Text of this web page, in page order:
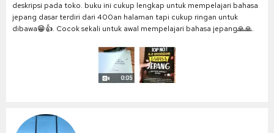
deskripsi pada toko. buku ini cukup lengkap untuk mempelajari bahasa
jepang dasar terdiri dari 400an halaman tapi cukup ringan untuk
dibawa😁👍. Cocok sekali untuk awal mempelajari bahasa jepang🙏🙏.